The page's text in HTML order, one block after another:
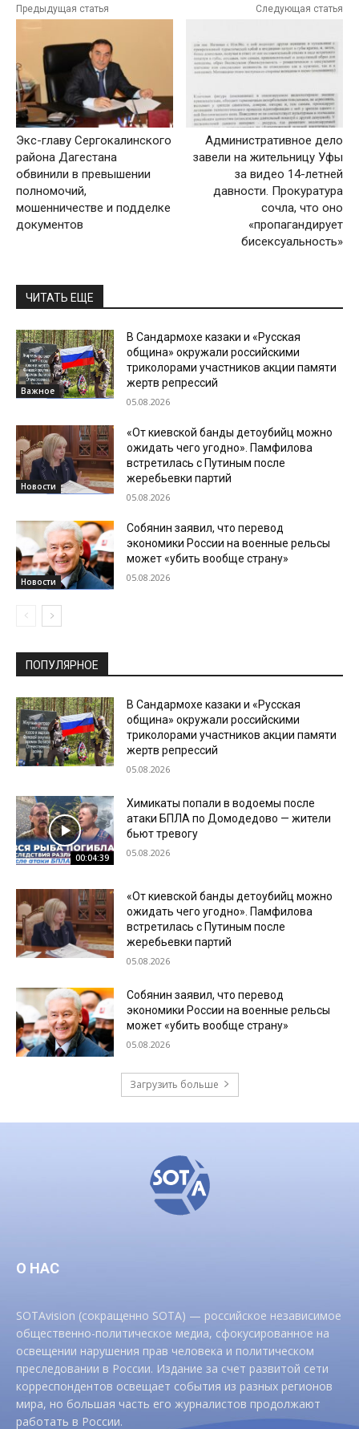
Предыдущая статья
Экс-главу Сергокалинского
района Дагестана
обвинили в превышении
полномочий,
мошенничестве и подделке
документов
Следующая статья
Административное дело
завели на жительницу Уфы
за видео 14-летней
давности. Прокуратура
сочла, что оно
«пропагандирует
бисексуальность»
ЧИТАТЬ ЕЩЕ
Важное
В Сандармохе казаки и «Русская
община» окружали российскими
триколорами участников акции памяти
жертв репрессий
05.08.2026
Новости
«От киевской банды детоубийц можно
ожидать чего угодно». Памфилова
встретилась с Путиным после
жеребьевки партий
05.08.2026
Новости
Собянин заявил, что перевод
экономики России на военные рельсы
может «убить вообще страну»
05.08.2026
ПОПУЛЯРНОЕ
В Сандармохе казаки и «Русская
община» окружали российскими
триколорами участников акции памяти
жертв репрессий
05.08.2026
00:04:39
Химикаты попали в водоемы после
атаки БПЛА по Домодедово — жители
бьют тревогу
05.08.2026
«От киевской банды детоубийц можно
ожидать чего угодно». Памфилова
встретилась с Путиным после
жеребьевки партий
05.08.2026
Собянин заявил, что перевод
экономики России на военные рельсы
может «убить вообще страну»
05.08.2026
Загрузить больше
О НАС
SOTAvision (сокращенно SOTA) — российское независимое
общественно-политическое медиа, сфокусированное на
освещении нарушения прав человека и политическом
преследовании в России. Издание за счет развитой сети
корреспондентов освещает события из разных регионов
мира, но большая часть его журналистов продолжают
работать в России.